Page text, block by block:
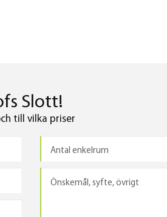
Slott!
till vilka priser